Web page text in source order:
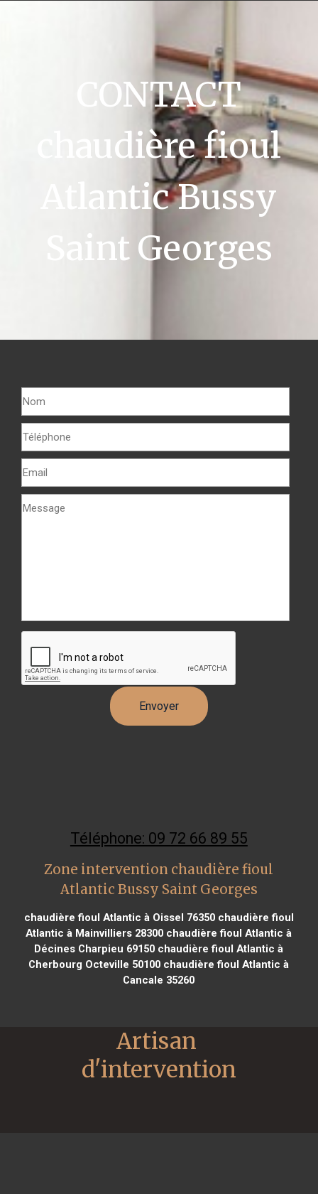
CONTACT
chaudière fioul
Atlantic Bussy
Saint Georges
Téléphone: 09 72 66 89 55
Zone intervention chaudière fioul
Atlantic Bussy Saint Georges
chaudière fioul Atlantic à Oissel 76350chaudière fioul
Atlantic à Mainvilliers 28300 chaudière fioul Atlantic à
Décines Charpieu 69150 chaudière fioul Atlantic à
Cherbourg Octeville 50100 chaudière fioul Atlantic à
Cancale 35260
Artisan
d'intervention